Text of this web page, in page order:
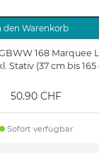
den Warenkorb
168 Marquee
Stativ (37 cm bis 165
50.90 CHF
Sofort verfügbar